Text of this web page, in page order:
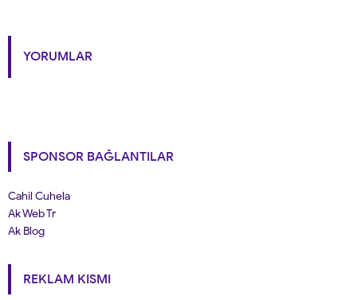
YORUMLAR
SPONSOR BAĞLANTILAR
Cahil Cuhela
Ak Web Tr
Ak Blog
REKLAM KISMI